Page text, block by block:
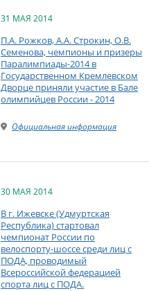
31 МАЯ 2014
П.А. Рожков, А.А. Строкин, О.В.
Семенова, чемпионы и призеры
Паралимпиады-2014 в
Государственном Кремлевском
Дворце приняли участие в Бале
олимпийцев России - 2014
Официальная информация
30 МАЯ 2014
В г. Ижевске (Удмуртская
Республика) стартовал
чемпионат России по
велоспорту-шоссе среди лиц с
ПОДА, проводимый
Всероссийской федерацией
спорта лиц с ПОДА.